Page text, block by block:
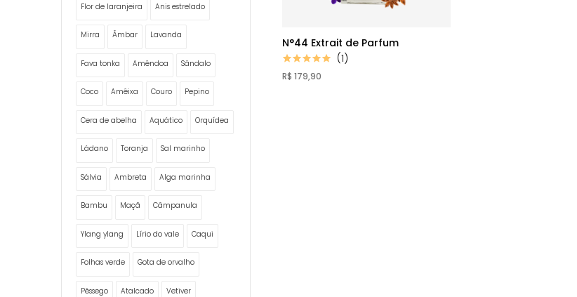
Flor de laranjeira Anis estrelado
Mirra Âmbar Lavanda
Fava tonka Amêndoa Sândalo
Coco Amêixa Couro Pepino
Cera de abelha Aquático Orquídea
Ládano Toranja Sal marinho
Sálvia Ambreta Alga marinha
Bambu Maçã Câmpanula
Ylang ylang Lírio do vale Caqui
Folhas verde Gota de orvalho
Pêssego Atalcado Vetiver
N°44 Extrait de Parfum
(1)
R$ 179,90